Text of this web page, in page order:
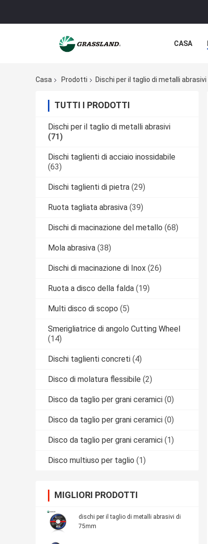
CASA
Casa Prodotti Dischi per il taglio di metalli abrasivi
TUTTI I PRODOTTI
Dischi per il taglio di metalli abrasivi
(71)
Dischi taglienti di acciaio inossidabile
(63)
Dischi taglienti di pietra (29)
Ruota tagliata abrasiva (39)
Dischi di macinazione del metallo (68)
Mola abrasiva (38)
Dischi di macinazione di Inox (26)
Ruota a disco della falda (19)
Multi disco di scopo (5)
Smerigliatrice di angolo Cutting Wheel
(14)
Dischi taglienti concreti (4)
Disco di molatura flessibile (2)
Disco da taglio per grani ceramici (0)
Disco da taglio per grani ceramici (0)
Disco da taglio per grani ceramici (1)
Disco multiuso per taglio (1)
MIGLIORI PRODOTTI
dischi per il taglio di metalli abrasivi di
75mm